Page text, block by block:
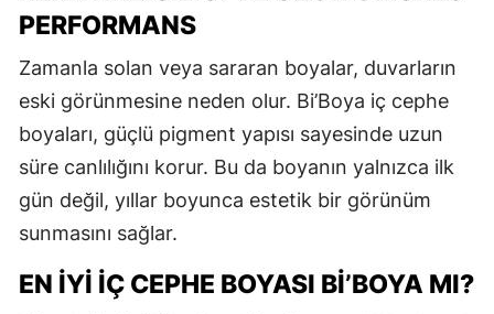
PERFORMANS
Zamanla solan veya sararan boyalar, duvarların
eski görünmesine neden olur. Bi’Boya iç cephe
boyaları, güçlü pigment yapısı sayesinde uzun
süre canlılığını korur. Bu da boyanın yalnızca ilk
gün değil, yıllar boyunca estetik bir görünüm
sunmasını sağlar.
EN İYI İÇ CEPHE BOYASI BI’BOYA MI?